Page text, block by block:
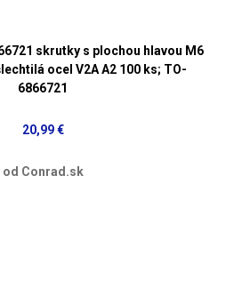
skrutky s plochou hlavou M6
ocel V2A A2 100 ks; TO-
6866721
20,99 €
od Conrad.sk